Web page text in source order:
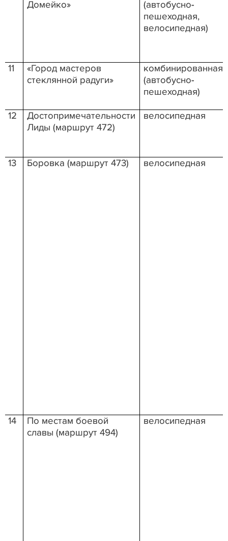
Домейко»
(автобусно-
пешеходная,
велосипедная)
11
«Город мастеров
стеклянной радуги»
комбинированная
(автобусно-
пешеходная)
12
Достопримечательности
Лиды (маршрут 472)
велосипедная
13 Боровка (маршрут 473) велосипедная
14
По местам боевой
славы (маршрут 494)
велосипедная